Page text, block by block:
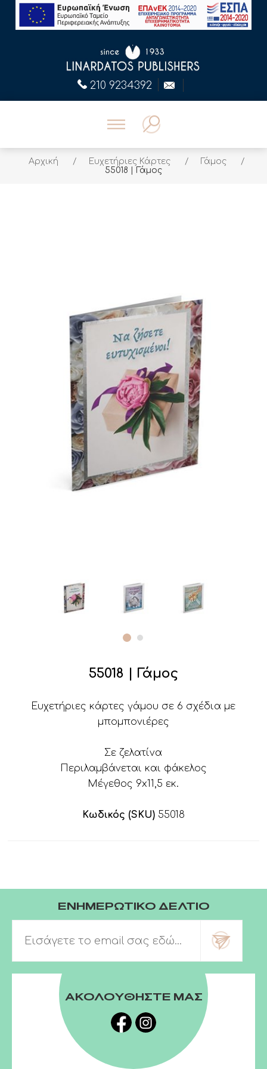
210 9234392
Αρχική / Ευχετήριες Κάρτες / Γάμος
/
55018 | Γάμος
55018 | Γάμος
Ευχετήριες κάρτες γάμου σε 6 σχέδια με
μπομπονιέρες
Σε ζελατίνα
Περιλαμβάνεται και φάκελος
Μέγεθος 9x11,5 εκ.
Κωδικός (SKU)55018
ΕΝΗΜΕΡΩΤΙΚΟ ΔΕΛΤΙΟ
ΑΚΟΛΟΥΘΗΣΤΕ ΜΑΣ